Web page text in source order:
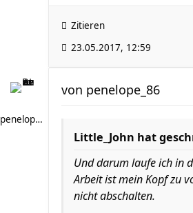
Zitieren
23.05.2017, 12:59
penelope_86
von penelope_86
Little_John hat
Und darum laufe ich in
Arbeit ist mein Kopf zu
nicht abschalten.